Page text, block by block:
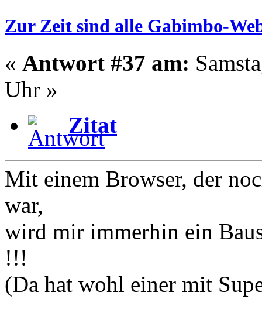
Zur Zeit sind alle Gabimbo-
« Antwort #37 am:
Uhr »
Zitat
Mit einem Browser, der
war,
wird mir immerhin ein
!!!
(Da hat wohl einer mit